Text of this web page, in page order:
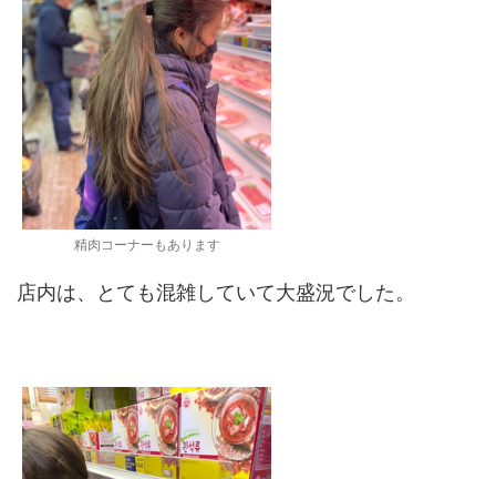
精肉コーナーもあります
店内は、とても混雑していて大盛況でした。